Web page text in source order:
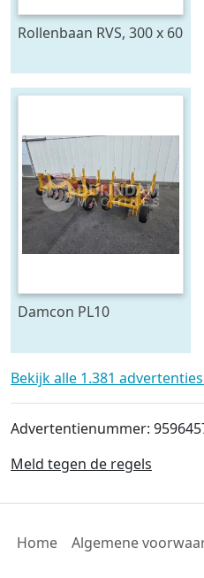
Rollenbaan RVS, 300 x 60
Damcon PL10
bomen
Bekijk alle 1.381
Advertentienummer:
Meld tegen de regels
Home Algemene